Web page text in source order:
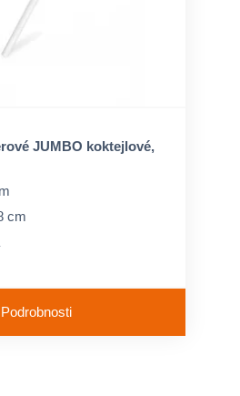
JUMBO koktejlové,
cm
Podrobnosti